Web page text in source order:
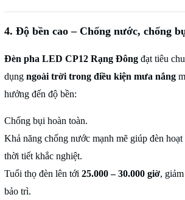
4. Độ bền cao – Chống nước, chống
Đèn pha LED CP12 Rạng Đông đạt tiêu
dụng ngoài trời trong điều kiện mưa nắng
hưởng đến độ bền:
Chống bụi hoàn toàn.
Khả năng chống nước mạnh mẽ giúp đèn
thời tiết khắc nghiệt.
Tuổi thọ đèn lên tới 25.000 – 30.000 giờ,
bảo trì.